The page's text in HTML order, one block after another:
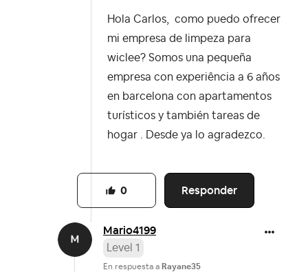
Hola Carlos, como puedo ofrecer
mi empresa de limpeza para
wiclee? Somos una pequeña
empresa con experiência a 6 años
en barcelona con apartamentos
turísticos y también tareas de
hogar . Desde ya lo agradezco.
Responder
0
Mario4199
Level 1
En respuesta a Rayane35